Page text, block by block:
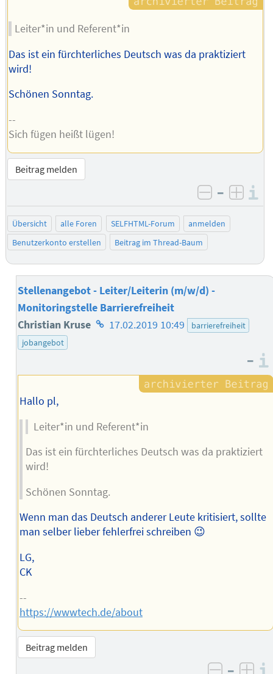
Leiter*in und Referent*in
Das ist ein fürchterliches Deutsch was da praktiziert
wird!
Schönen Sonntag.
--
Sich fügen heißt lügen!
Beitrag melden
negativ
–
Übersicht alle Foren SELFHTML-Forum
anmelden
Benutzerkonto erstellen
Beitrag im Thread-Baum
Stellenangebot - Leiter/Leiterin (m/w/d) -
Monitoringstelle Barrierefreiheit
Christian Kruse Homepage
17.02.2019 10:49
barrierefreiheit
jobangebot
–
Hallo pl,
Leiter*in und Referent*in
Das ist ein fürchterliches Deutsch was da praktiziert
wird!
Schönen Sonntag.
Wenn man das Deutsch anderer Leute kritisiert, sollte
man selber lieber fehlerfrei schreiben 😉
LG,
CK
--
https://wwwtech.de/about
Beitrag melden
–